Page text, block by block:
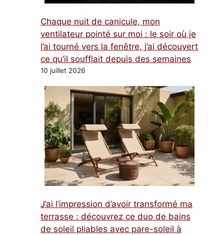
Chaque nuit de canicule, mon
ventilateur pointé sur moi : le soir où je
l’ai tourné vers la fenêtre, j’ai découvert
ce qu’il soufflait depuis des semaines
10 juillet 2026
J’ai l’impression d’avoir transformé ma
terrasse : découvrez ce duo de bains
de soleil pliables avec pare-soleil à